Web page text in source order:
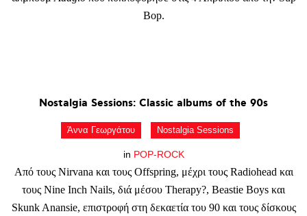
Bop.
Nostalgia Sessions: Classic albums of the 90s
Άννα Γεωργάτου Nostalgia Sessions
in POP-ROCK
Από τους Nirvana και τους Offspring, μέχρι τους Radiohead και
τους Nine Inch Nails, διά μέσου Therapy?, Beastie Boys και
Skunk Anansie, επιστροφή στη δεκαετία του 90 και τους δίσκους